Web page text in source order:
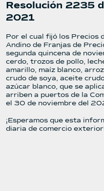
Resolución 2235
2021
Por el cual fijó los Precios
Andino de Franjas de
segunda quincena de
cerdo, trozos de pollo,
amarillo, maíz blanco,
crudo de soya, aceite
azúcar blanco, que se
arriben a puertos de la
el 30 de noviembre del
¡Esperamos que esta
diaria de comercio